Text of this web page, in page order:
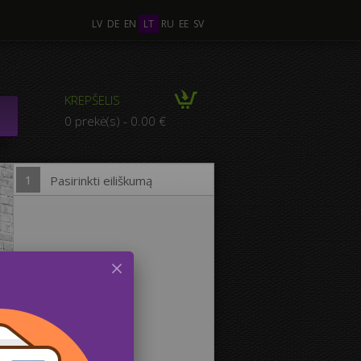
LV DE EN LT RU EE SV
KREPŠELIS
0 prekė(s) - 0.00 €
1 Pasirinkti eiliškumą
iš kelių